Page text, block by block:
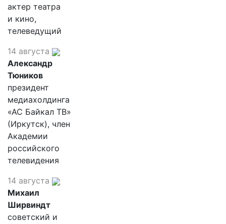
актер театра
и кино,
телеведущий
14 августа
Александр
Тюников
президент
медиахолдинга
«АС Байкал ТВ»
(Иркутск), член
Академии
российского
телевидения
14 августа
Михаил
Ширвиндт
советский и